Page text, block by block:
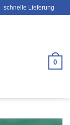
schnelle Lieferung
0